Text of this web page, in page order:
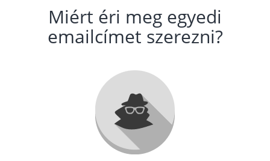
Miért éri meg egyedi
emailcímet szerezni?